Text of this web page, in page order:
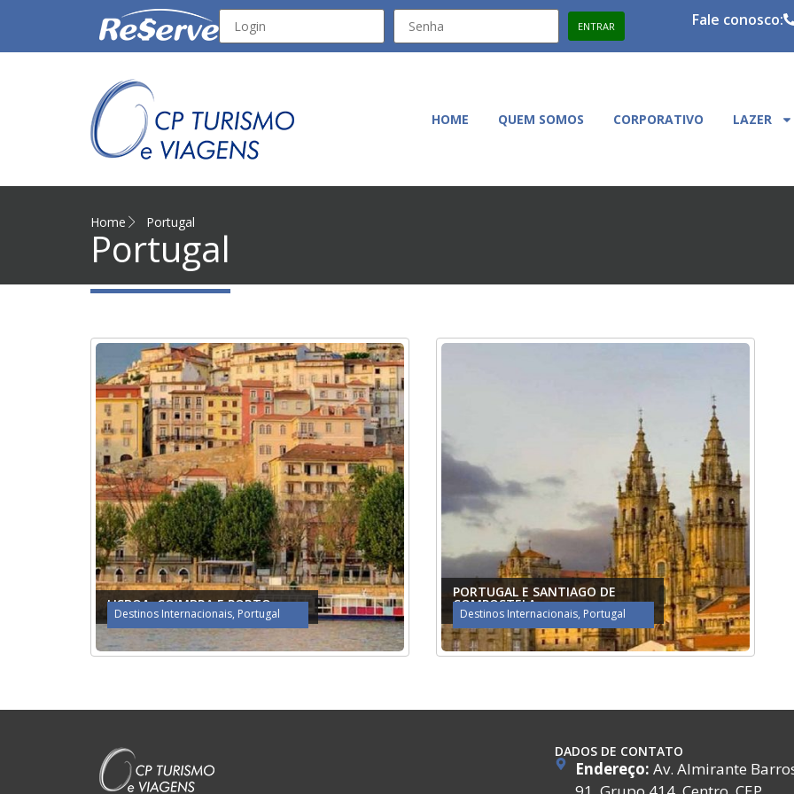
Fale conosco:
HOME QUEM SOMOS CORPORATIVO LAZER
Home Portugal
Portugal
LISBOA, COIMBRA E PORTO
Destinos Internacionais, Portugal
PORTUGAL E SANTIAGO DE
COMPOSTELA
Destinos Internacionais, Portugal
DADOS DE CONTATO
Endereço: Av. Almirante